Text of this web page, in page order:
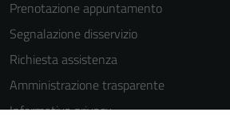
Prenotazione appuntamento
Segnalazione disservizio
Richiesta assistenza
Amministrazione trasparente
Informativa privacy